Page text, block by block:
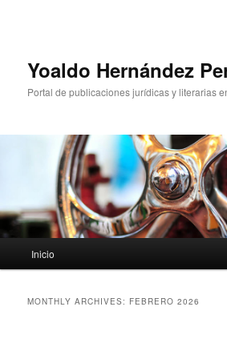
Yoaldo Hernández
Portal de publicaciones jurídicas y literarias
Skip to primary content
Skip to secondary content
Inicio
MONTHLY ARCHIVES: FEBRERO 2026